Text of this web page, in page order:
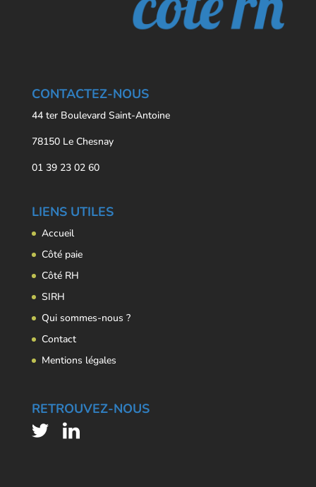
CONTACTEZ-NOUS
44 ter Boulevard Saint-Antoine
78150 Le Chesnay
01 39 23 02 60
LIENS UTILES
Accueil
Côté paie
Côté RH
SIRH
Qui sommes-nous ?
Contact
Mentions légales
RETROUVEZ-NOUS